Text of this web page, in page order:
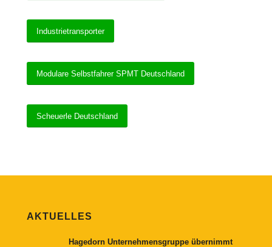
Industrietransporter
Modulare Selbstfahrer SPMT Deutschland
Scheuerle Deutschland
AKTUELLES
Hagedorn Unternehmensgruppe übernimmt